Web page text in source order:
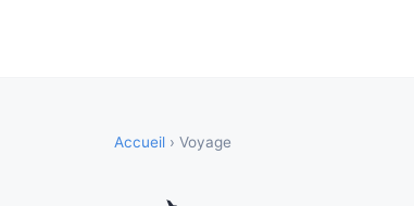
Accueil › Voyage